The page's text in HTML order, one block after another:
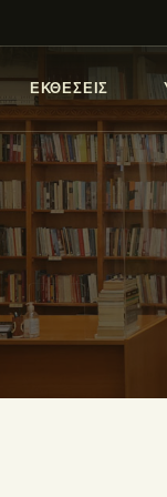
ΕΚΘΕΣΕΙΣ